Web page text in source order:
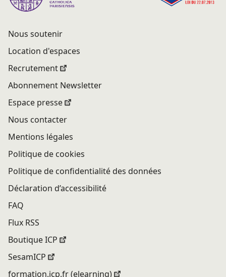
Nous soutenir
Location d'espaces
Recrutement
Abonnement Newsletter
Espace presse
Nous contacter
Mentions légales
Politique de cookies
Politique de confidentialité des données
Déclaration d’accessibilité
FAQ
Flux RSS
Boutique ICP
SesamICP
formation.icp.fr (elearning)